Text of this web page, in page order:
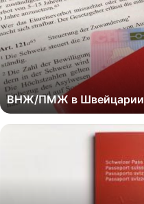
ВНЖ/ПМЖ в Швейцарии